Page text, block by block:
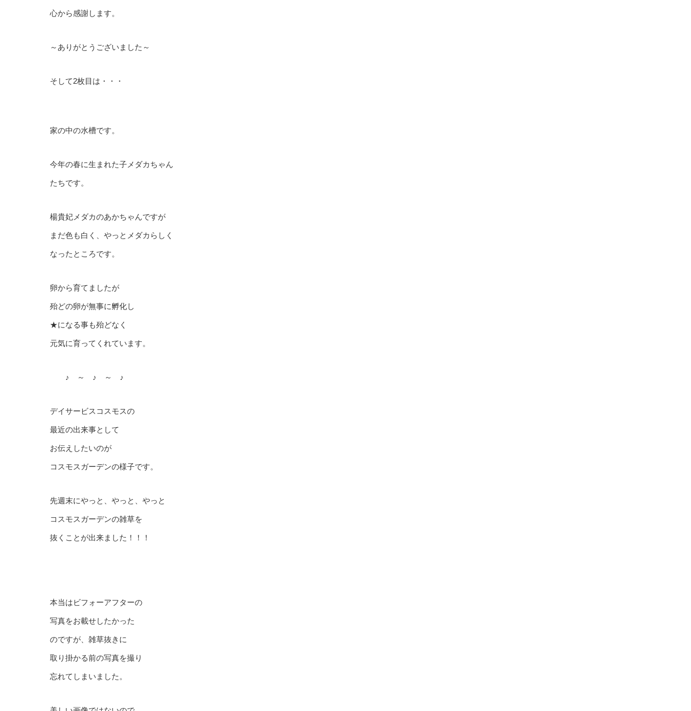
心から感謝します。
～ありがとうございました～
そして2枚目は・・・
家の中の水槽です。
今年の春に生まれた子メダカちゃん
たちです。
楊貴妃メダカのあかちゃんですが
まだ色も白く、やっとメダカらしく
なったところです。
卵から育てましたが
殆どの卵が無事に孵化し
★になる事も殆どなく
元気に育ってくれています。
♪ ～ ♪ ～ ♪
デイサービスコスモスの
最近の出来事として
お伝えしたいのが
コスモスガーデンの様子です。
先週末にやっと、やっと、やっと
コスモスガーデンの雑草を
抜くことが出来ました！！！
本当はビフォーアフターの
写真をお載せしたかった
のですが、雑草抜きに
取り掛かる前の写真を撮り
忘れてしまいました。